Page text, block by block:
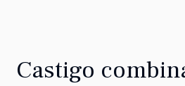
Castigo